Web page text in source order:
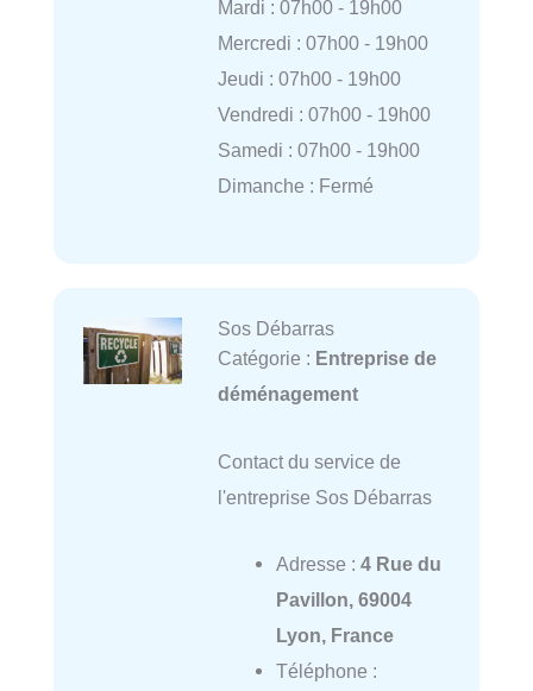
Mardi : 07h00 - 19h00
Mercredi : 07h00 - 19h00
Jeudi : 07h00 - 19h00
Vendredi : 07h00 - 19h00
Samedi : 07h00 - 19h00
Dimanche : Fermé
Sos Débarras
Catégorie : Entreprise de
déménagement
Contact du service de
l'entreprise Sos Débarras
Adresse : 4 Rue du
Pavillon, 69004
Lyon, France
Téléphone :